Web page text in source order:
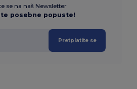
se na naš Newsletter
posebne popuste!
Pretplatite se